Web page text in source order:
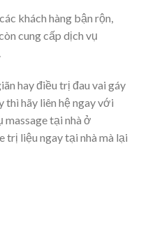
khách hàng bận rộn,
cung cấp dịch vụ
hay điều trị đau vai gáy
thì hãy liên hệ ngay với
massage tại nhà ở
trị liệu ngay tại nhà mà lại